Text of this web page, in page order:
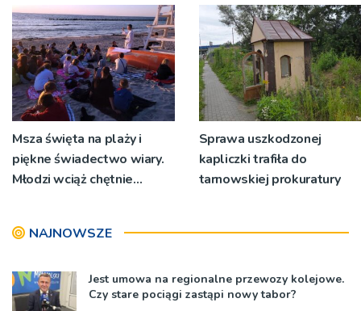
Msza święta na plaży i
piękne świadectwo wiary.
Młodzi wciąż chętnie
Sprawa uszkodzonej
kapliczki trafiła do
tarnowskiej prokuratury
NAJNOWSZE
Jest umowa na regionalne przewozy kolejowe.
Czy stare pociągi zastąpi nowy tabor?